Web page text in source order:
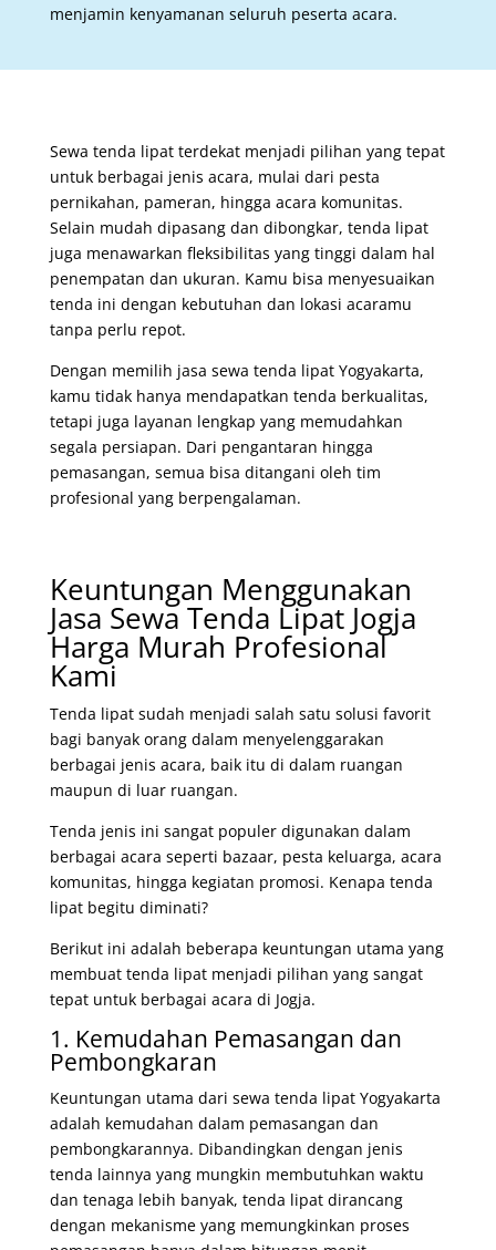
menjamin kenyamanan seluruh peserta acara.
Sewa tenda lipat terdekat menjadi pilihan yang tepat
untuk berbagai jenis acara, mulai dari pesta
pernikahan, pameran, hingga acara komunitas.
Selain mudah dipasang dan dibongkar, tenda lipat
juga menawarkan fleksibilitas yang tinggi dalam hal
penempatan dan ukuran. Kamu bisa menyesuaikan
tenda ini dengan kebutuhan dan lokasi acaramu
tanpa perlu repot.
Dengan memilih jasa sewa tenda lipat Yogyakarta,
kamu tidak hanya mendapatkan tenda berkualitas,
tetapi juga layanan lengkap yang memudahkan
segala persiapan. Dari pengantaran hingga
pemasangan, semua bisa ditangani oleh tim
profesional yang berpengalaman.
Keuntungan Menggunakan
Jasa Sewa Tenda Lipat Jogja
Harga Murah Profesional
Kami
Tenda lipat sudah menjadi salah satu solusi favorit
bagi banyak orang dalam menyelenggarakan
berbagai jenis acara, baik itu di dalam ruangan
maupun di luar ruangan.
Tenda jenis ini sangat populer digunakan dalam
berbagai acara seperti bazaar, pesta keluarga, acara
komunitas, hingga kegiatan promosi. Kenapa tenda
lipat begitu diminati?
Berikut ini adalah beberapa keuntungan utama yang
membuat tenda lipat menjadi pilihan yang sangat
tepat untuk berbagai acara di Jogja.
1. Kemudahan Pemasangan dan
Pembongkaran
Keuntungan utama dari sewa tenda lipat Yogyakarta
adalah kemudahan dalam pemasangan dan
pembongkarannya. Dibandingkan dengan jenis
tenda lainnya yang mungkin membutuhkan waktu
dan tenaga lebih banyak, tenda lipat dirancang
dengan mekanisme yang memungkinkan proses